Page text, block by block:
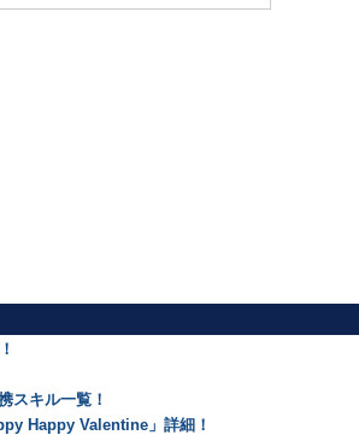
スキル一覧！
Happy Valentine」詳細！